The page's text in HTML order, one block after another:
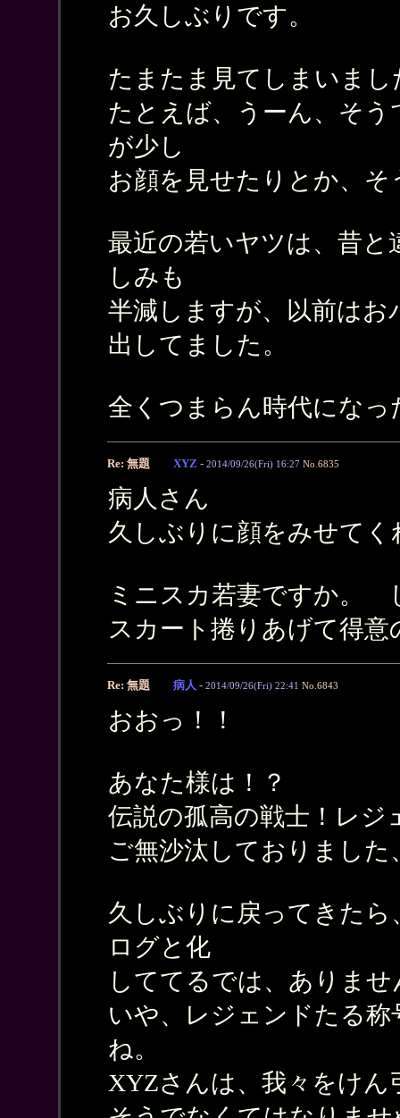
お久しぶりです。
たまたま見てしまいま
たとえば、うーん、そ
が少し
お顔を見せたりとか、
最近の若いヤツは、昔
しみも
半減しますが、以前は
出してました。
全くつまらん時代にな
Re: 無題 XYZ - 2014/09/26(Fri) 16:27 No.6835
病人さん
久しぶりに顔をみせて
ミニスカ若妻ですか。
スカート捲りあげて得
Re: 無題 病人 - 2014/09/26(Fri) 22:41 No.6843
おおっ！！
あなた様は！？
伝説の孤高の戦士！レジ
ご無沙汰しておりまし
久しぶりに戻ってきた
ログと化
しててるでは、ありま
いや、レジェンドたる
ね。
XYZさんは、我々をけん